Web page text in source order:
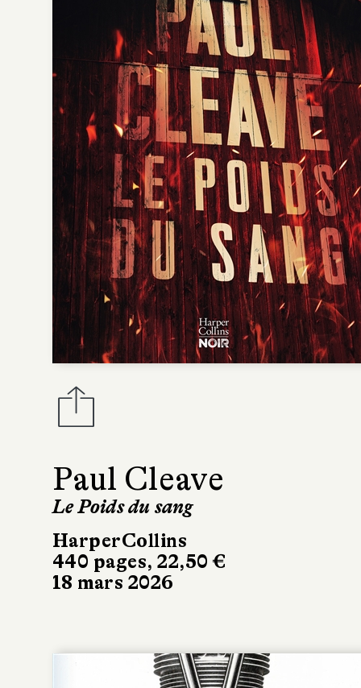
Paul Cleave
Le Poids du sang
HarperCollins
440 pages, 22,50 €
18 mars 2026